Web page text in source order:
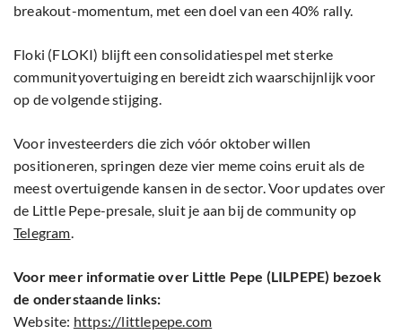
breakout-momentum, met een doel van een 40% rally.
Floki (FLOKI) blijft een consolidatiespel met sterke
communityovertuiging en bereidt zich waarschijnlijk voor
op de volgende stijging.
Voor investeerders die zich vóór oktober willen
positioneren, springen deze vier meme coins eruit als de
meest overtuigende kansen in de sector. Voor updates over
de Little Pepe-presale, sluit je aan bij de community op
Telegram
Voor meer informatie over Little Pepe (LILPEPE) bezoek
de onderstaande links:
Website: https://littlepepe.com